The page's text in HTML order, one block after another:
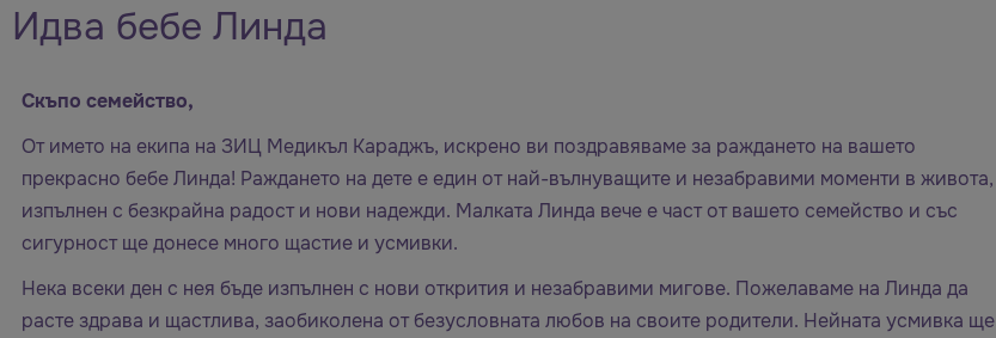
Идва бебе Линда
Скъпо семейство,
От името на екипа на ЗИЦ Медикъл Караджъ, искрено ви поздравяваме за раждането на вашето
прекрасно бебе Линда! Раждането на дете е един от най-вълнуващите и незабравими моменти в живота,
изпълнен с безкрайна радост и нови надежди. Малката Линда вече е част от вашето семейство и със
сигурност ще донесе много щастие и усмивки.
Нека всеки ден с нея бъде изпълнен с нови открития и незабравими мигове. Пожелаваме на Линда да
расте здрава и щастлива, заобиколена от безусловната любов на своите родители. Нейната усмивка ще